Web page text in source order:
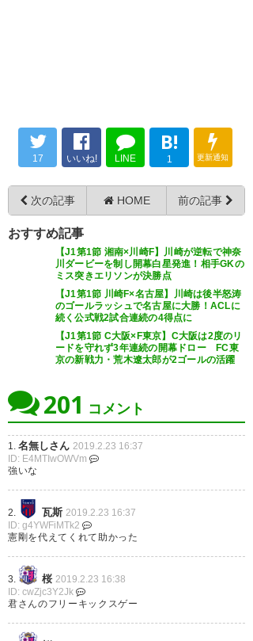
— トミー (tomyremy)2019, 2
月 23
FC東京、久保くんさんのFK。ポ
スト直撃。質の高さに前半だけ
ですっかり魅了されました。#
多摩川クラシコ
pic.twitter.com/dQxmzhiMKo
23日
初戦引き分け。。 エウソン不在
を感じる試合だったな 去年まで
右サイドで作れていたチャンス
が作れなくなって、 中盤から狙
ってひっかかる 簡単じゃないで
すなー #フロンターレ
— 雪うさぎ (yukiusagi27)
ふー、見応えはあった。あとは
ゴールだな。 #fctokyo
— ひよ (bellett_1800gt)
月 23
多摩川クラシコ、スコアレスド
勝てなかった。 いや、負けなか
った。 この内容で負けなかった
ことはポジティブに 次の鹿島に
切り替えよう👍 お疲れ様でした
😎 #frontale #川崎フロンター
レ #FC東京 #多摩川クラシコ
https://t.co/pl7Rm4weXD
— SHIMO★8 (frontale10)
2019, 2月 23
次の多摩川クラシコでー！
#fctokyo
https://t.co/FUwfLYipvx
— YOKO (china_yoko)
月 23
17 いいね! LINE
B!
1 更新通知
次の記事 HOME 前の記事
おすすめ記事
【J1第1節 湘南×川崎F】川崎が逆転で神奈
川ダービーを制し開幕白星発進！相手GKの
ミス突きエリソンが決勝点
【J1第1節 川崎F×名古屋】川崎は後半怒涛
のゴールラッシュで名古屋に大勝！ACLに
続く公式戦2試合連続の4得点に
【J1第1節 C大阪×F東京】C大阪は2度のリ
ードを守れず3年連続の開幕ドロー FC東
京の新戦力・荒木遼太郎が2ゴールの活躍
201 コメント
1. 名無しさん 2019.2.23 16:37
ID: E4MTIwOWVm
強いな
2. 瓦斯 2019.2.23 16:37
ID: g4YWFiMTk2
憲剛を代えてくれて助かった
3. 桜 2019.2.23 16:38
ID: cwZjc3Y2Jk
君さんのフリーキックスゲー